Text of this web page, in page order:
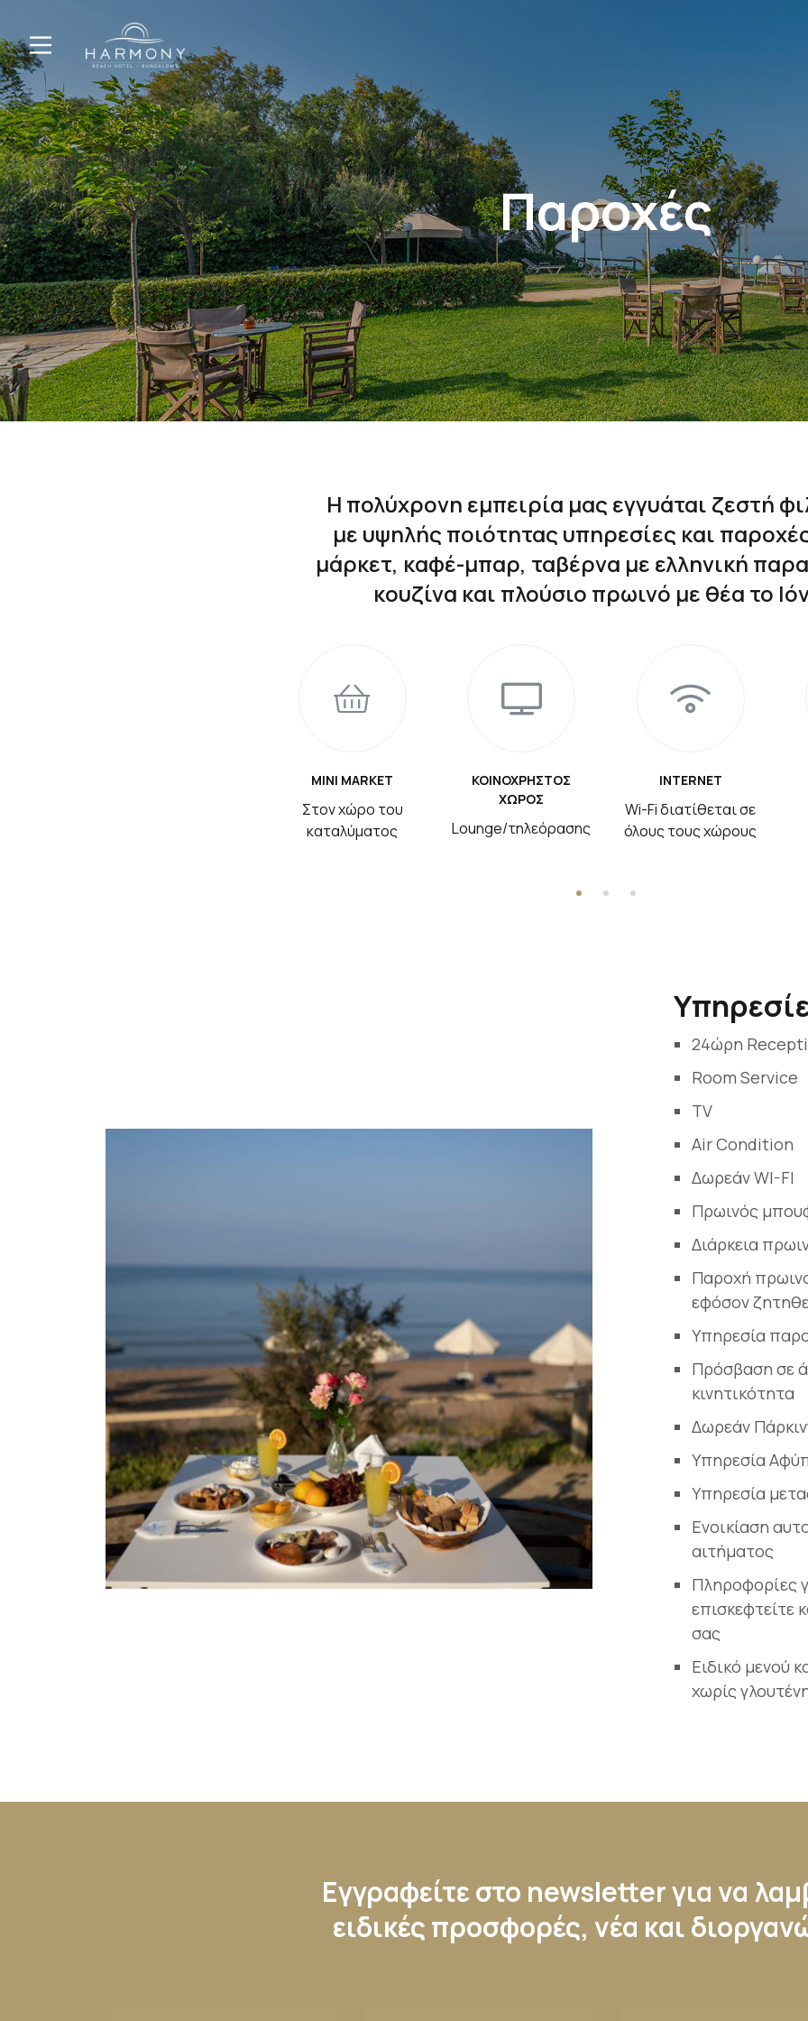
Παροχές
Η πολύχρονη εμπειρία μας εγγυάται ζεστή
με υψηλής ποιότητας υπηρεσίες και
μάρκετ, καφέ-μπαρ, ταβέρνα με ελληνική
κουζίνα και πλούσιο πρωινό με θέα το
MINI MARKET
Στον χώρο του
καταλύματος
ΚΟΙΝΌΧΡΗΣΤΟΣ
ΧΏΡΟΣ
Lounge/τηλεόρασης
INTERNET
Wi-Fi διατίθεται σε
όλους τους χώρους
24ώρη
Room Service
TV
Air Condition
Δωρεάν WI-FI
Πρωινός
Διάρκεια
Παροχή
εφόσον
Υπηρεσία
Πρόσβαση σε
κινητικότητα
Δωρεάν
Υπηρεσία
Υπηρεσία
Ενοικίαση
αιτήματος
Πληροφορίες
επισκεφτείτε
σας
Ειδικό μενού
χωρίς
Εγγραφείτε στο newsletter για να
ειδικές προσφορές, νέα και